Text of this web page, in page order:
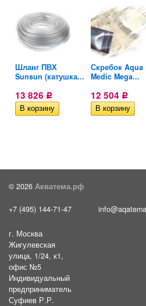
Шланг ПВХ
Sunsun (катушка...
13 826 Р
Скребок Aqua
Medic Mega...
12 504 Р
© 2026 Акватема.рф
+7 (495) 144-71-47
г. Москва
Жигулевская
улица, 1/24, к1,
офис №5
Индивидуальный
предприниматель
Суфиев Р.Р.